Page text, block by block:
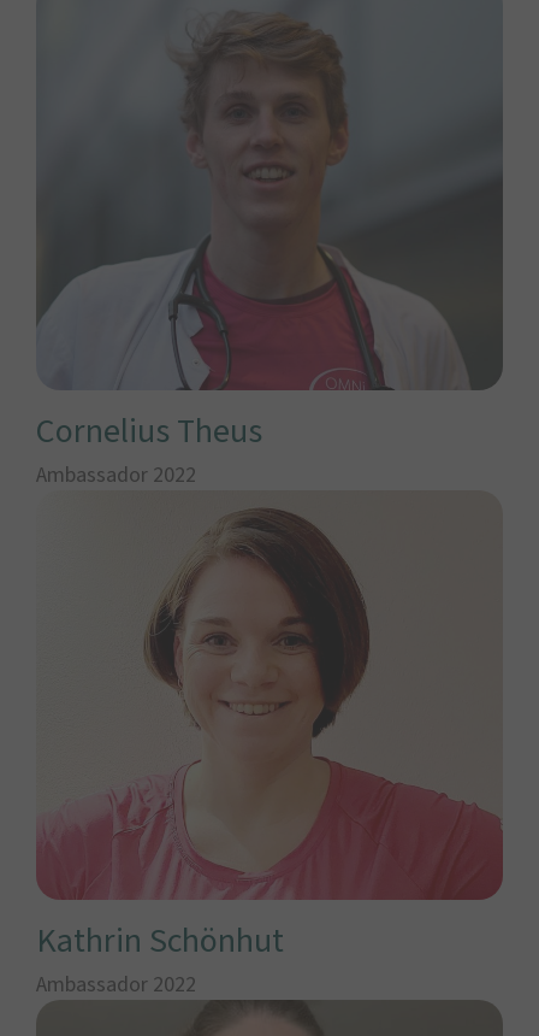
Cornelius Theus
Ambassador 2022
Kathrin Schönhut
Ambassador 2022